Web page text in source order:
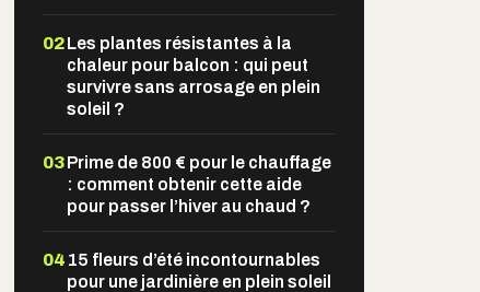
02Les plantes résistantes à la
chaleur pour balcon : qui peut
survivre sans arrosage en plein
soleil ?
03Prime de 800 € pour le chauffage
: comment obtenir cette aide
pour passer l’hiver au chaud ?
04 15 fleurs d’été incontournables
pour une jardinière en plein soleil